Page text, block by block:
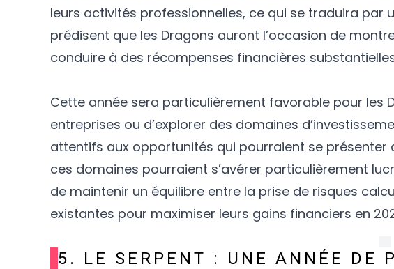
leurs activités professionnelles, ce qui se traduira par
prédisent que les Dragons auront l’occasion de
conduire à des récompenses financières
Cette année sera particulièrement favorable pour les
entreprises ou d’explorer des domaines
attentifs aux opportunités qui pourraient se
ces domaines pourraient s’avérer particulièrement
de maintenir un équilibre entre la prise de risques
existantes pour maximiser leurs gains financiers en
5. LE SERPENT : UNE ANNÉE DE